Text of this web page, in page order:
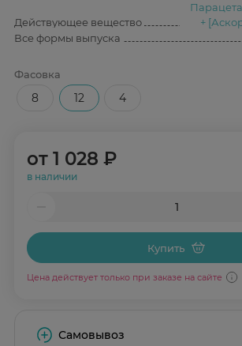
Действующее вещество
+
Все формы выпуска
Фасовка
8 12 4
от 1 028 ₽
в наличии
Купить
Цена действует только при заказе на сайте
Самовывоз